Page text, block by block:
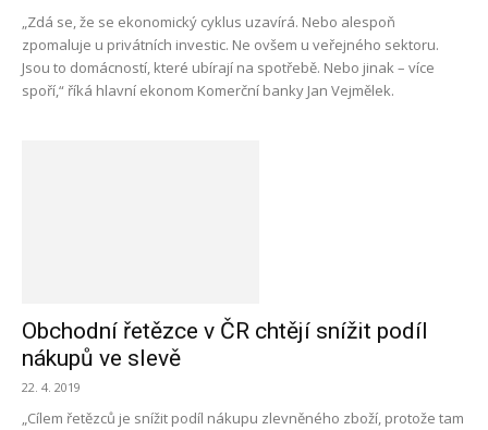
„Zdá se, že se ekonomický cyklus uzavírá. Nebo alespoň
zpomaluje u privátních investic. Ne ovšem u veřejného sektoru.
Jsou to domácností, které ubírají na spotřebě. Nebo jinak – více
spoří,“ říká hlavní ekonom Komerční banky Jan Vejmělek.
Obchodní řetězce v ČR chtějí snížit podíl
nákupů ve slevě
22. 4. 2019
„Cílem řetězců je snížit podíl nákupu zlevněného zboží, protože tam